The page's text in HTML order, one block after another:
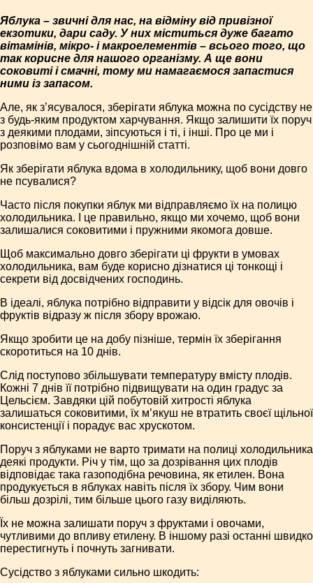
Яблука – звичні для нас, на відміну від привізної
екзотики, дари саду. У них міститься дуже багато
вітамінів, мікро- і макроелементів – всього того, що
так корисне для нашого організму. А ще вони
соковиті і смачні, тому ми намагаємося запастися
ними із запасом.
Але, як з’ясувалося, зберігати яблука можна по сусідству не
з будь-яким продуктом харчування. Якщо залишити їх поруч
з деякими плодами, зіпсуються і ті, і інші. Про це ми і
розповімо вам у сьогоднішній статті.
Як зберігати яблука вдома в холодильнику, щоб вони довго
не псувалися?
Часто після покупки яблук ми відправляємо їх на полицю
холодильника. І це правильно, якщо ми хочемо, щоб вони
залишалися соковитими і пружними якомога довше.
Щоб максимально довго зберігати ці фрукти в умовах
холодильника, вам буде корисно дізнатися ці тонкощі і
секрети від досвідчених господинь.
В ідеалі, яблука потрібно відправити у відсік для овочів і
фруктів відразу ж після збору врожаю.
Якщо зробити це на добу пізніше, термін їх зберігання
скоротиться на 10 днів.
Слід поступово збільшувати температуру вмісту плодів.
Кожні 7 днів її потрібно підвищувати на один градус за
Цельсієм. Завдяки цій побутовій хитрості яблука
залишаться соковитими, їх м’якуш не втратить своєї щільної
консистенції і порадує вас хрускотом.
Поруч з яблуками не варто тримати на полиці холодильника
деякі продукти. Річ у тім, що за дозрівання цих плодів
відповідає така газоподібна речовина, як етилен. Вона
продукується в яблуках навіть після їх збору. Чим вони
більш дозрілі, тим більше цього газу виділяють.
Їх не можна залишати поруч з фруктами і овочами,
чутливими до впливу етилену. В іншому разі останні швидко
перестигнуть і почнуть загнивати.
Сусідство з яблуками сильно шкодить: